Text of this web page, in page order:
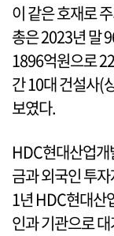
이 같은 호재로
총은 2023년 말
1896억원으로
간 10대 건설사(
보였다.
HDC현대산업개
금과 외국인 투
1년 HDC현대산
인과 기관으로